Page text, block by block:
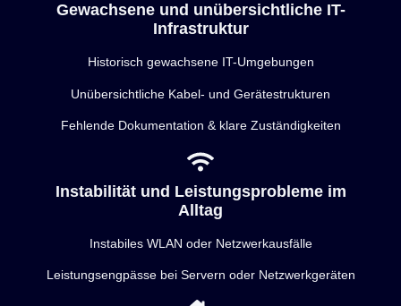
Gewachsene und unübersichtliche IT-
Infrastruktur
Historisch gewachsene IT-Umgebungen
Unübersichtliche Kabel- und Gerätestrukturen
Fehlende Dokumentation & klare Zuständigkeiten
Instabilität und Leistungsprobleme im
Alltag
Instabiles WLAN oder Netzwerkausfälle
Leistungsengpässe bei Servern oder Netzwerkgeräten